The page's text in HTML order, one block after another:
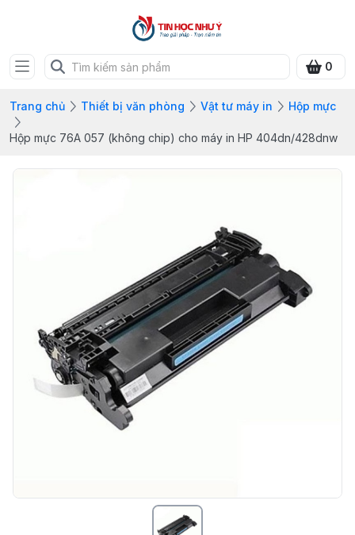
0
Trang chủ Thiết bị văn phòng Vật tư máy in Hộp mực
Hộp mực 76A 057 (không chip) cho máy in HP 404dn/428dnw